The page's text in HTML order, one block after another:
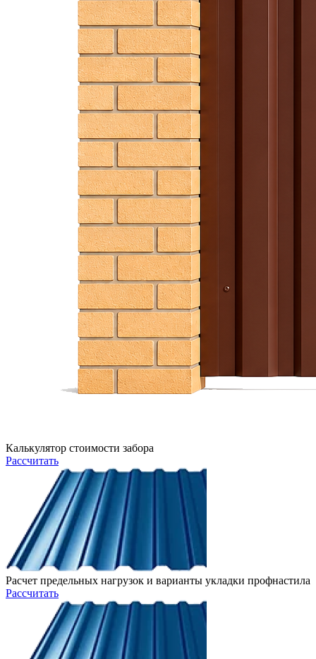
Калькулятор стоимости забора
Рассчитать
Расчет предельных нагрузок и варианты укладки профнастила
Рассчитать